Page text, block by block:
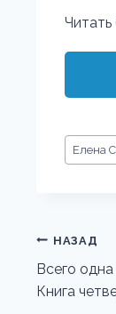
Читать
Метки
записи:
Елена
по
НАЗАД
Всего
Книга